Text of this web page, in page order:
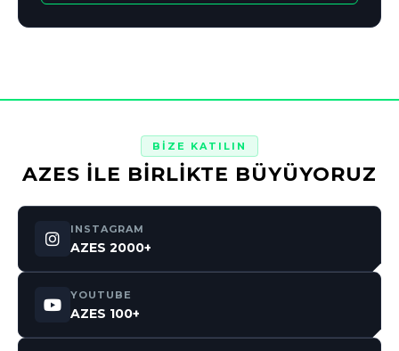
BİZE KATILIN
AZES İLE BİRLİKTE BÜYÜYORUZ
INSTAGRAM
AZES 2000+
YOUTUBE
AZES 100+